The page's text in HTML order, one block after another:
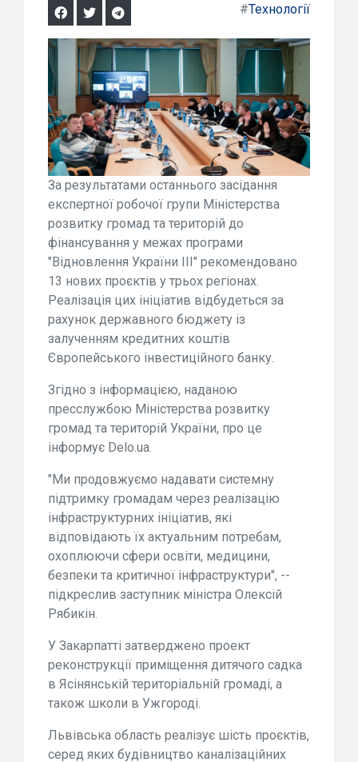
#Технології
За результатами останнього засідання
експертної робочої групи Міністерства
розвитку громад та територій до
фінансування у межах програми
"Відновлення України III" рекомендовано
13 нових проєктів у трьох регіонах.
Реалізація цих ініціатив відбудеться за
рахунок державного бюджету із
залученням кредитних коштів
Європейського інвестиційного банку.
Згідно з інформацією, наданою
пресслужбою Міністерства розвитку
громад та територій України, про це
інформує Delo.ua.
"Ми продовжуємо надавати системну
підтримку громадам через реалізацію
інфраструктурних ініціатив, які
відповідають їх актуальним потребам,
охоплюючи сфери освіти, медицини,
безпеки та критичної інфраструктури", --
підкреслив заступник міністра Олексій
Рябикін.
У Закарпатті затверджено проект
реконструкції приміщення дитячого садка
в Ясінянській територіальній громаді, а
також школи в Ужгороді.
Львівська область реалізує шість проєктів,
серед яких будівництво каналізаційних